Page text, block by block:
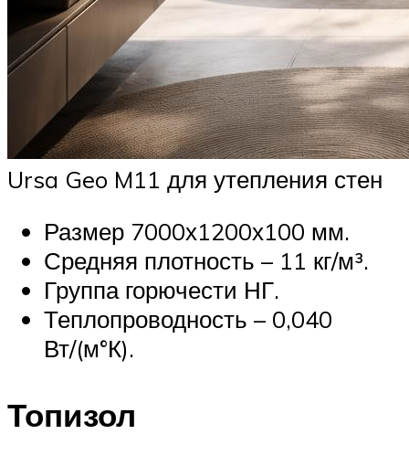
Ursa Geo M11 для утепления стен
Размер 7000х1200х100 мм.
Средняя плотность – 11 кг/м³.
Группа горючести НГ.
Теплопроводность – 0,040
Вт/(м°К).
Топизол